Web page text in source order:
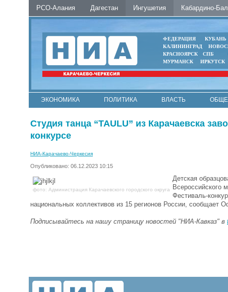
РСО-Алания Дагестан Ингушетия Кабардино-
ФЕДЕРАЦИЯ КУБАНЬ
КАЛИНИНГРАД
КРАСНОЯРСК
СПБ
МУРМАНСК
ИРКУТСК
ЭКОНОМИКА ПОЛИТИКА ВЛАСТЬ
Студия танца “TAULU” из Карачаевска
конкурсе
НИА-Карачаево-Черкесия
Опубликовано: 06.12.2023 10:15
фото: Администрация Карачаевского городского округа
Детская
Всероссийского
Фестиваль-
национальных коллективов из 15 регионов России, сообщает
Подписывайтесь на нашу страницу новостей "НИА-Кавказ" в